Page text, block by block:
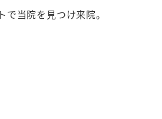
で当院を見つけ来院。